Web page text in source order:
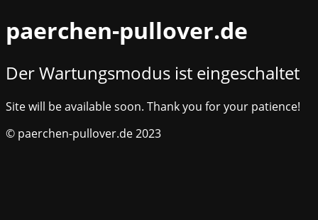
paerchen-pullover.de
Der Wartungsmodus ist eingeschaltet
Site will be available soon. Thank you for your patience!
© paerchen-pullover.de 2023